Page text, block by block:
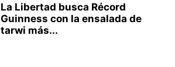
La Libertad busca Récord
Guinness con la ensalada de
tarwi más...